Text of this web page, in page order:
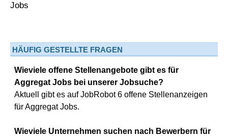
HÄUFIG GESTELLTE FRAGEN
Wieviele offene Stellenangebote gibt es für
Aggregat Jobs bei unserer Jobsuche?
Aktuell gibt es auf JobRobot 6 offene Stellenanzeigen
für Aggregat Jobs.
Wieviele Unternehmen suchen nach Bewerbern für